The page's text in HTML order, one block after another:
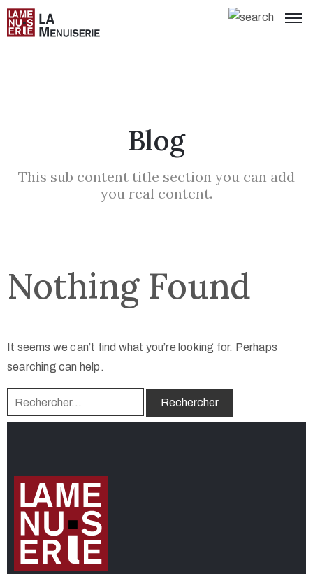
Blog
This sub content title section you can add
you real content.
Nothing Found
It seems we can’t find what you’re looking for. Perhaps
searching can help.